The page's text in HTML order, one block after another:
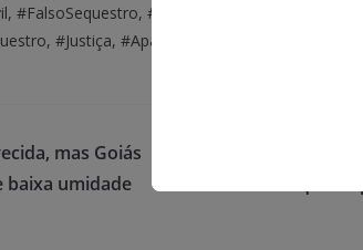
#FalsoSequestro, #Extorsão, #Prisao,
#Justiça, #AparecidaDeGoiânia,
mas Goiás
baixa umidade
Polícia desmonta
furto de